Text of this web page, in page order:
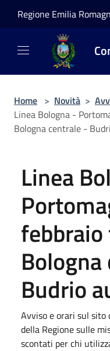
Regione Emilia
Home > Novità >
Linea Bologna -
Bologna centrale -
Linea
Budrio
Avviso e orari sul sito
della Regione sulle
scontati per chi